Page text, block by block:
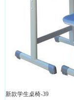
新款学生桌椅-39